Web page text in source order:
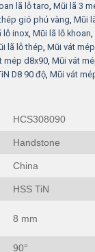
lã lỗ taro, Mũi lã 3
gió phủ vàng, Mũi
lỗ inox, Mũi lã lỗ khoan,
lã lỗ thép, Mũi vát
mép d8x90, Mũi vát
D8 90 độ, Mũi vát
HCS308090
Handstone
China
HSS TiN
8 mm
90°